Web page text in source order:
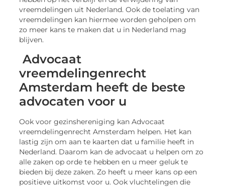
vreemdelingen uit Nederland. Ook de toelating van
vreemdelingen kan hiermee worden geholpen om
zo meer kans te maken dat u in Nederland mag
blijven.
Advocaat
vreemdelingenrecht
Amsterdam heeft de beste
advocaten voor u
Ook voor gezinshereniging kan Advocaat
vreemdelingenrecht Amsterdam helpen. Het kan
lastig zijn om aan te kaarten dat u familie heeft in
Nederland. Daarom kan de advocaat u helpen om zo
alle zaken op orde te hebben en u meer geluk te
bieden bij deze zaken. Zo heeft u meer kans op een
positieve uitkomst voor u. Ook vluchtelingen die